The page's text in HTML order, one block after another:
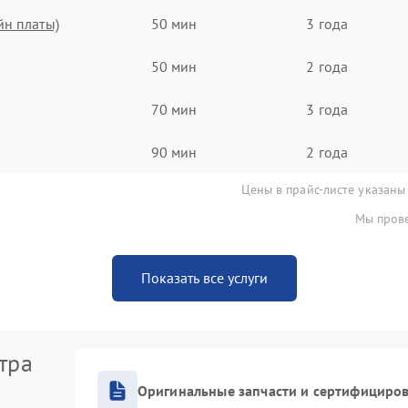
платы) 50 мин 3 года
50 мин 2 года
70 мин 3 года
90 мин 2 года
Цены в прайс-листе
Мы
Показать все услуги
Оригинальные запчасти и